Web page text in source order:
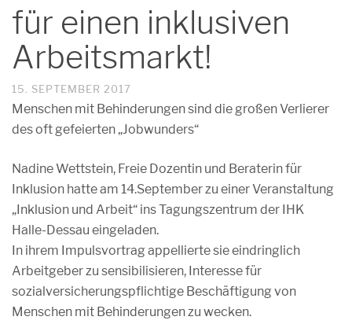
für einen inklusiven
Arbeitsmarkt!
15. SEPTEMBER 2017
Menschen mit Behinderungen sind die großen Verlierer
des oft gefeierten „Jobwunders“
Nadine Wettstein, Freie Dozentin und Beraterin für
Inklusion hatte am 14.September zu einer Veranstaltung
„Inklusion und Arbeit“ ins Tagungszentrum der IHK
Halle-Dessau eingeladen.
In ihrem Impulsvortrag appellierte sie eindringlich
Arbeitgeber zu sensibilisieren, Interesse für
sozialversicherungspflichtige Beschäftigung von
Menschen mit Behinderungen zu wecken.